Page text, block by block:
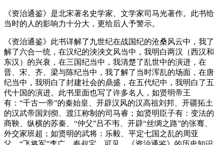
《资治通鉴》是北宋著名史学家、文学家司马光著作。此书给
当时的人的影响力十分大，更给后人予警示。
《资治通鉴》此书详解了九世纪在战国纪的沧桑风云中，我了
解了六合一统，在汉纪的泱泱文风当中，我明白两汉（西汉和
东汉）的兴衰，在三国纪当中，我清楚了乱世中的演进，在
晋、宋、齐、梁与陈纪当中，我了解了当时浑乱的场面，在唐
纪当中，我明白了封建社会的鼎盛，在五代纪中，我明白了五
代十国的演进。此书里面也写了许多名人，如贤明帝王
有：“千古一帝”的秦始皇、开辟汉风的汉高祖刘邦、开疆拓土
的汉武帝国刘彻、渡江称制的司马睿；如贤明臣子有：变法的
商鞅、纵横的苏秦、“仲父”吕不韦、开辟“丝绸之路”的张骞、
外交家班超；如贤明的武将：乐毅、平定七国之乱的周亚